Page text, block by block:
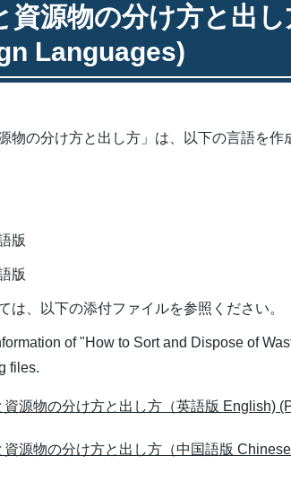
資源物の分け方と出
Languages)
物の分け方と出し方」は、以下の言語を作
版
版
は、以下の添付ファイルを参照ください。
of "How to Sort and Dispose of
files.
資源物の分け方と出し方（英語版 English)
資源物の分け方と出し方（中国語版